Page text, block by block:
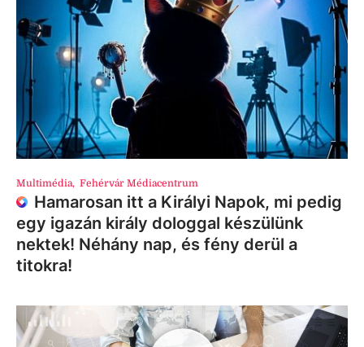
Multimédia, Fehérvár Médiacentrum
Hamarosan itt a Királyi Napok, mi pedig
egy igazán király dologgal készülünk
nektek! Néhány nap, és fény derül a
titokra!